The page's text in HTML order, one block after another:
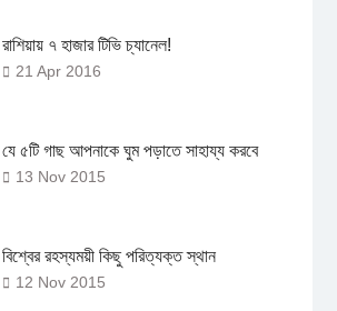
রাশিয়ায় ৭ হাজার টিভি চ্যানেল!
21 Apr 2016
যে ৫টি গাছ আপনাকে ঘুম পড়াতে সাহায্য করবে
13 Nov 2015
বিশ্বের রহস্যময়ী কিছু পরিত্যক্ত স্থান
12 Nov 2015